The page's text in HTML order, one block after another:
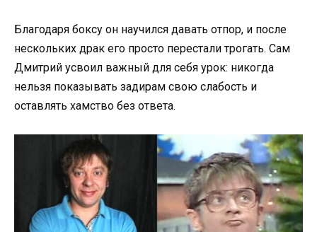
Благодаря боксу он научился давать отпор, и после
нескольких драк его просто перестали трогать. Сам
Дмитрий усвоил важный для себя урок: никогда
нельзя показывать задирам свою слабость и
оставлять хамство без ответа.